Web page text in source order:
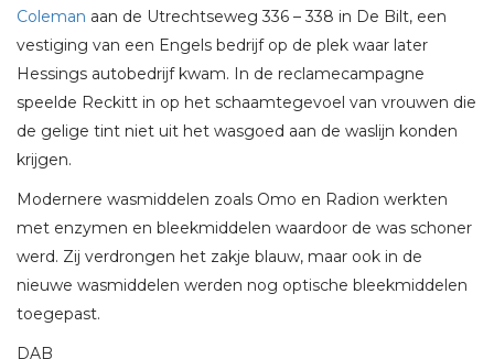
Coleman aan de Utrechtseweg 336 – 338 in De Bilt, een
vestiging van een Engels bedrijf op de plek waar later
Hessings autobedrijf kwam. In de reclamecampagne
speelde Reckitt in op het schaamtegevoel van vrouwen die
de gelige tint niet uit het wasgoed aan de waslijn konden
krijgen.
Modernere wasmiddelen zoals Omo en Radion werkten
met enzymen en bleekmiddelen waardoor de was schoner
werd. Zij verdrongen het zakje blauw, maar ook in de
nieuwe wasmiddelen werden nog optische bleekmiddelen
toegepast.
DAB